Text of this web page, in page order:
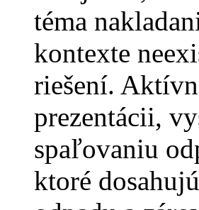
téma
kontexte
riešení.
prezentácii,
spaľovaniu
ktoré